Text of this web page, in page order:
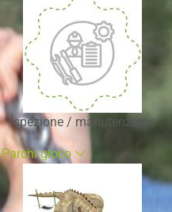
Ispezione / manutenzione
Parchi gioco